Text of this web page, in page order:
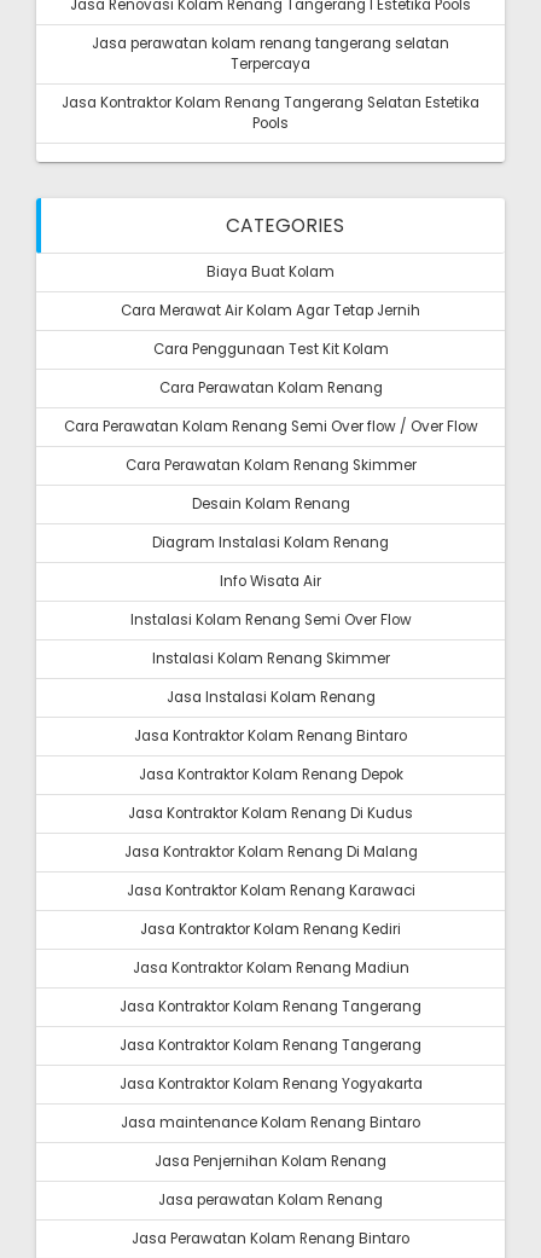
Jasa Renovasi Kolam Renang Tangerang I Estetika Pools
Jasa perawatan kolam renang tangerang selatan
Terpercaya
Jasa Kontraktor Kolam Renang Tangerang Selatan Estetika
Pools
CATEGORIES
Biaya Buat Kolam
Cara Merawat Air Kolam Agar Tetap Jernih
Cara Penggunaan Test Kit Kolam
Cara Perawatan Kolam Renang
Cara Perawatan Kolam Renang Semi Over flow / Over Flow
Cara Perawatan Kolam Renang Skimmer
Desain Kolam Renang
Diagram Instalasi Kolam Renang
Info Wisata Air
Instalasi Kolam Renang Semi Over Flow
Instalasi Kolam Renang Skimmer
Jasa Instalasi Kolam Renang
Jasa Kontraktor Kolam Renang Bintaro
Jasa Kontraktor Kolam Renang Depok
Jasa Kontraktor Kolam Renang Di Kudus
Jasa Kontraktor Kolam Renang Di Malang
Jasa Kontraktor Kolam Renang Karawaci
Jasa Kontraktor Kolam Renang Kediri
Jasa Kontraktor Kolam Renang Madiun
Jasa Kontraktor Kolam Renang Tangerang
Jasa Kontraktor Kolam Renang Tangerang
Jasa Kontraktor Kolam Renang Yogyakarta
Jasa maintenance Kolam Renang Bintaro
Jasa Penjernihan Kolam Renang
Jasa perawatan Kolam Renang
Jasa Perawatan Kolam Renang Bintaro